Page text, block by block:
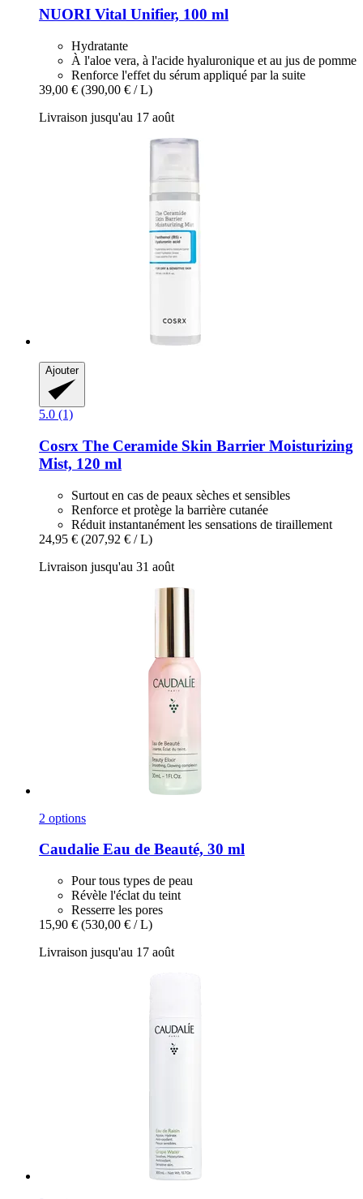
NUORI Vital Unifier, 100 ml
Hydratante
À l'aloe vera, à l'acide hyaluronique et au jus de pomme
Renforce l'effet du sérum appliqué par la suite
39,00 € (390,00 € / L)
Livraison jusqu'au 17 août
Ajouter
5.0 (1)
Cosrx The Ceramide Skin Barrier Moisturizing
Mist, 120 ml
Surtout en cas de peaux sèches et sensibles
Renforce et protège la barrière cutanée
Réduit instantanément les sensations de tiraillement
24,95 € (207,92 € / L)
Livraison jusqu'au 31 août
2 options
Caudalie Eau de Beauté, 30 ml
Pour tous types de peau
Révèle l'éclat du teint
Resserre les pores
15,90 € (530,00 € / L)
Livraison jusqu'au 17 août